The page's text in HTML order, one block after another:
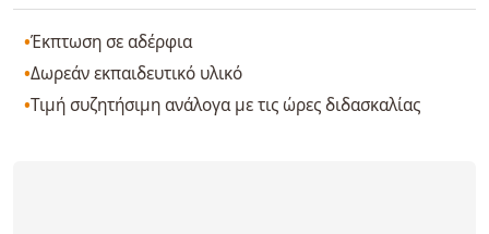
Έκπτωση σε αδέρφια
Δωρεάν εκπαιδευτικό υλικό
Τιμή συζητήσιμη ανάλογα με τις ώρες διδασκαλίας